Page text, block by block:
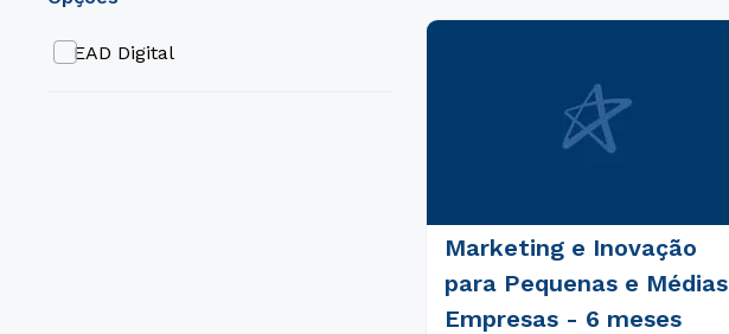
EAD Digital
Marketing e Inovação
para Pequenas e Médias
Empresas - 6 meses